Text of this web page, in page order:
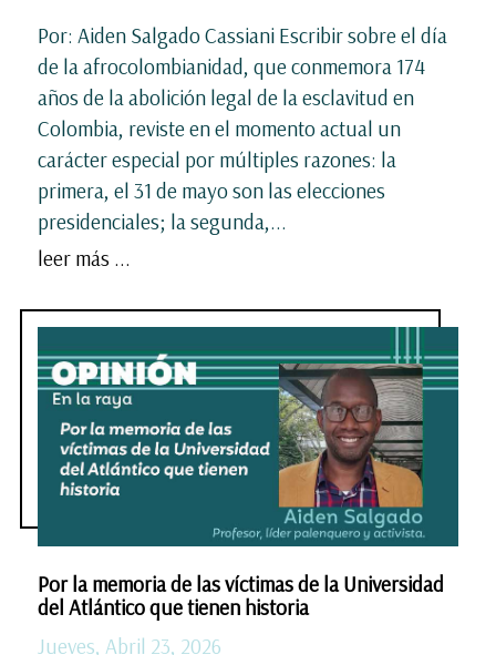
Por: Aiden Salgado Cassiani Escribir sobre el día
de la afrocolombianidad, que conmemora 174
años de la abolición legal de la esclavitud en
Colombia, reviste en el momento actual un
carácter especial por múltiples razones: la
primera, el 31 de mayo son las elecciones
presidenciales; la segunda,...
leer más ...
Por la memoria de las víctimas de la Universidad
del Atlántico que tienen historia
Jueves, Abril 23, 2026